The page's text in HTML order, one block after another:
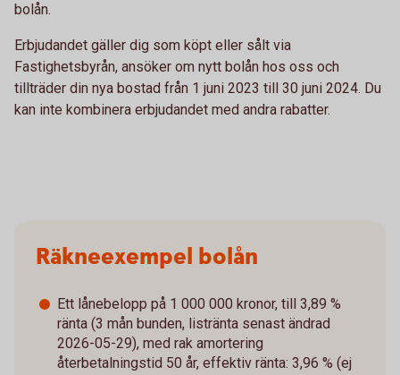
bolån.
Erbjudandet gäller dig som köpt eller sålt via
Fastighetsbyrån, ansöker om nytt bolån hos oss och
tillträder din nya bostad från 1 juni 2023 till 30 juni 2024. Du
kan inte kombinera erbjudandet med andra rabatter.
Räkneexempel bolån
Ett lånebelopp på 1 000 000 kronor, till 3,89 %
ränta (3 mån bunden, listränta senast ändrad
2026-05-29), med rak amortering
återbetalningstid 50 år, effektiv ränta: 3,96 % (ej